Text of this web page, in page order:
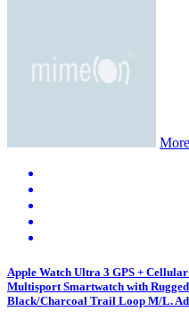
More
Apple Watch Ultra 3 GPS +
Multisport Smartwatch with
Black/Charcoal Trail Loop M/L.